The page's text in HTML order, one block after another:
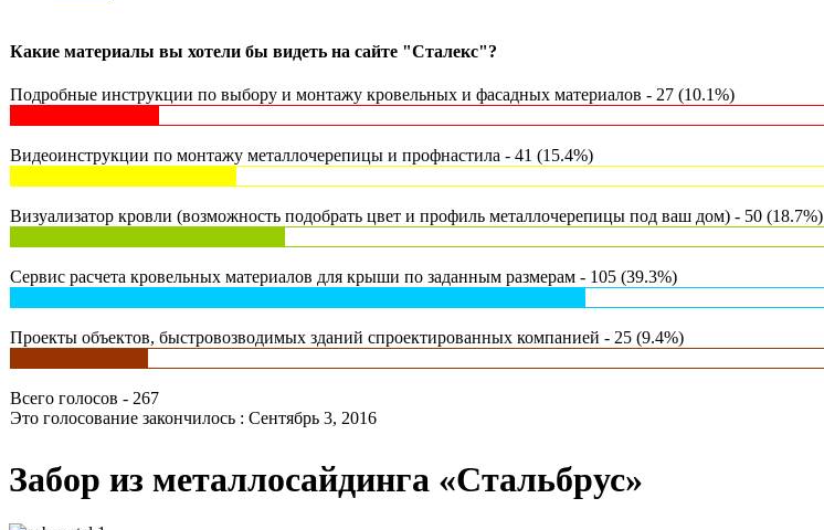
Какие материалы вы хотели бы видеть на сайте "Сталекс"?
Подробные инструкции по выбору и монтажу кровельных и фасадных материалов - 27 (10.1%)
Видеоинструкции по монтажу металлочерепицы и профнастила - 41 (15.4%)
Визуализатор кровли (возможность подобрать цвет и профиль металлочерепицы под ваш дом) - 50 (18.7%)
Сервис расчета кровельных материалов для крыши по заданным размерам - 105 (39.3%)
Проекты объектов, быстровозводимых зданий спроектированных компанией - 25 (9.4%)
Всего голосов - 267
Это голосование закончилось : Сентябрь 3, 2016
Забор из металлосайдинга «Стальбрус»